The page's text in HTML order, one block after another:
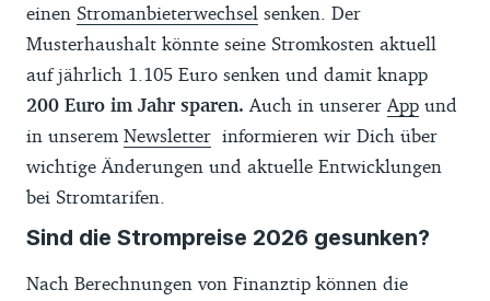
Werbelinks) weiter unten auf dieser Seite
findest Du im Schnitt den im
Preisbarometer angegebenen Strompreis,
wenn Du nach Neukundentarifen suchst.
Regional unterscheiden sich die Preise
stark.
einen Stromanbieterwechsel senken. Der
Musterhaushalt könnte seine Stromkosten aktuell
auf jährlich 1.105 Euro senken und damit knapp
200 Euro im Jahr sparen. Auch in unserer App und
in unserem Newsletter informieren wir Dich über
wichtige Änderungen und aktuelle Entwicklungen
bei Stromtarifen.
Sind die Strompreise 2026 gesunken?
Nach Berechnungen von Finanztip können die